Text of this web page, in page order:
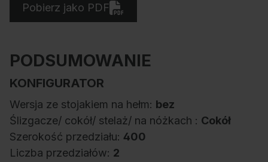
Pobierz jako PDF
PODSUMOWANIE
KONFIGURATOR
Wersja ze stojakiem na hełm: bez
Ślizgacze/ cokół/ stelaż/ na nóżkach : Cokół
Szerokość przedziału: 400
Liczba przedziałów: 2